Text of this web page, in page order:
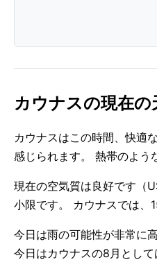
カウナスの現在
カウナスはこの時間、快適
感じられます。 熱帯のよう
現在の空気質は良好です（
小限です。 カウナスでは、
今日は雨の可能性が非常に
今日はカウナスの8月として